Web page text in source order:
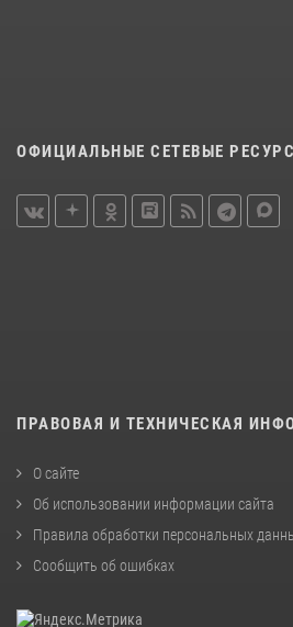
ОФИЦИАЛЬНЫЕ СЕТЕВЫЕ
ПРАВОВАЯ И ТЕХНИЧЕСКАЯ
О сайте
Об использовании информации сайта
Правила обработки персональных
Сообщить об ошибках